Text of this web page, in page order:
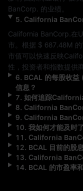
BanCorp. 的业绩。
5. California
California BanCorp. 在
市。根据 $ 687.48M
市值可以快速反映
性，投资者和指数提供
6. BCAL 的每股收益
信息？
7. 如何追踪
8. California
9. California
10. 我如何才能及时
11 . California
12. BCAL 目前的股
13. California
14. BCAL 的市盈率